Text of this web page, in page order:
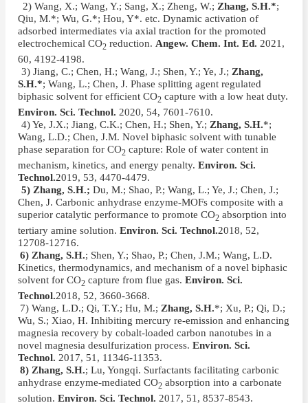
2) Wang, X.; Wang, Y.; Sang, X.; Zheng, W.; Zhang, S.H.*;
Qiu, M.*; Wu, G.*; Hou, Y*. etc. Dynamic activation of
adsorbed intermediates via axial traction for the promoted
electrochemical CO2 reduction. Angew. Chem. Int. Ed. 2021,
60, 4192-4198.
3) Jiang, C.; Chen, H.; Wang, J.; Shen, Y.; Ye, J.; Zhang,
S.H.*; Wang, L.; Chen, J. Phase splitting agent regulated
biphasic solvent for efficient CO2 capture with a low heat duty.
Environ. Sci. Technol. 2020, 54, 7601-7610.
4) Ye, J.X.; Jiang, C.K.; Chen, H.; Shen, Y.; Zhang, S.H.*;
Wang, L.D.; Chen, J.M. Novel biphasic solvent with tunable
phase separation for CO2 capture: Role of water content in
mechanism, kinetics, and energy penalty. Environ. Sci.
Technol.2019, 53, 4470-4479.
5) Zhang, S.H.; Du, M.; Shao, P.; Wang, L.; Ye, J.; Chen, J.;
Chen, J. Carbonic anhydrase enzyme-MOFs composite with a
superior catalytic performance to promote CO2 absorption into
tertiary amine solution. Environ. Sci. Technol.2018, 52,
12708-12716.
6) Zhang, S.H.; Shen, Y.; Shao, P.; Chen, J.M.; Wang, L.D.
Kinetics, thermodynamics, and mechanism of a novel biphasic
solvent for CO2 capture from flue gas. Environ. Sci.
Technol.2018, 52, 3660-3668.
7) Wang, L.D.; Qi, T.Y.; Hu, M.; Zhang, S.H.*; Xu, P.; Qi, D.;
Wu, S.; Xiao, H. Inhibiting mercury re-emission and enhancing
magnesia recovery by cobalt-loaded carbon nanotubes in a
novel magnesia desulfurization process. Environ. Sci.
Technol. 2017, 51, 11346-11353.
8) Zhang, S.H.; Lu, Yongqi. Surfactants facilitating carbonic
anhydrase enzyme-mediated CO2 absorption into a carbonate
solution. Environ. Sci. Technol. 2017, 51, 8537-8543.